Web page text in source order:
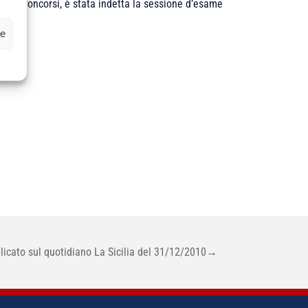
Concorsi, è stata indetta la sessione d’esame
sul quotidiano La Sicilia del 31/12/2010 →